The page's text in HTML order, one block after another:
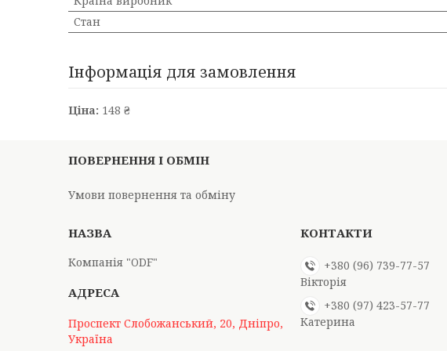
Стан
Інформація для замовлення
Ціна: 148 ₴
ПОВЕРНЕННЯ І ОБМІН
Умови повернення та обміну
Компанія "ODF"
Проспект Слобожанський, 20, Дніпро,
Україна
+380 (96) 739-77-57
Вікторія
+380 (97) 423-57-77
Катерина